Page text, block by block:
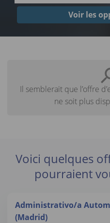
Voir les
Il semblerait que l’offre
ne soit plus
Voici quelques
pourraient
Administrativo/a
(Madrid)